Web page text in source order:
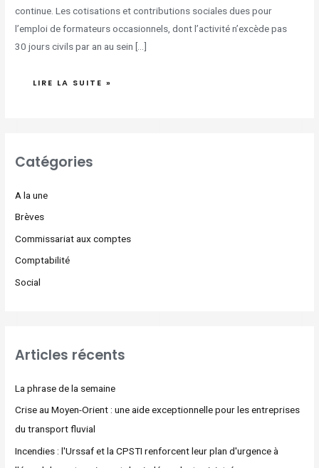
continue. Les cotisations et contributions sociales dues pour
l’emploi de formateurs occasionnels, dont l’activité n’excède pas
30 jours civils par an au sein […]
LIRE LA SUITE »
Catégories
A la une
Brèves
Commissariat aux comptes
Comptabilité
Social
Articles récents
La phrase de la semaine
Crise au Moyen-Orient : une aide exceptionnelle pour les entreprises
du transport fluvial
Incendies : l'Urssaf et la CPSTI renforcent leur plan d'urgence à